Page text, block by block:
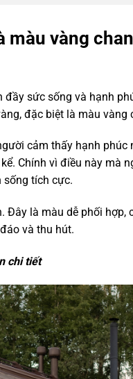
màu vàng
sức sống và hạnh
đặc biệt là màu vàng
cảm thấy hạnh phúc
Chính vì điều này mà
sống tích cực.
Đây là màu dễ phối hợp,
và thu hút.
chi tiết